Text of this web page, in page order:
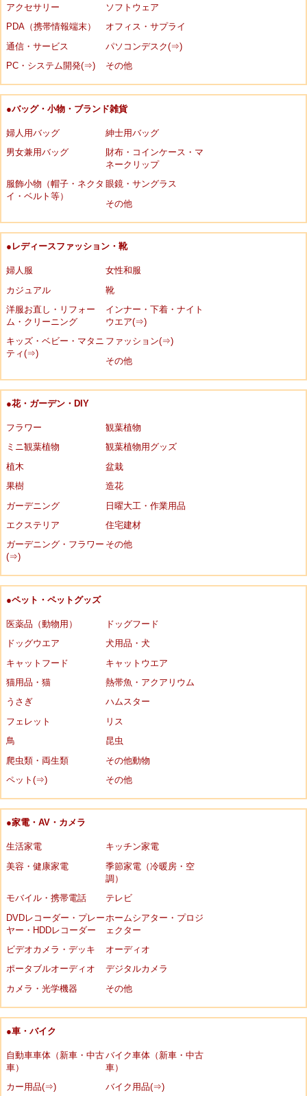
アクセサリー
ソフトウェア
PDA（携帯情報端末）
オフィス・サプライ
通信・サービス
パソコンデスク(⇒)
PC・システム開発(⇒)
その他
●バッグ・小物・ブランド雑貨
婦人用バッグ
紳士用バッグ
男女兼用バッグ
財布・コインケース・マ
ネークリップ
服飾小物（帽子・ネクタ
イ・ベルト等）
眼鏡・サングラス
その他
●レディースファッション・靴
婦人服
女性和服
カジュアル
靴
洋服お直し・リフォー
ム・クリーニング
インナー・下着・ナイト
ウエア(⇒)
キッズ・ベビー・マタニ
ティ(⇒)
ファッション(⇒)
その他
●花・ガーデン・DIY
フラワー
観葉植物
ミニ観葉植物
観葉植物用グッズ
植木
盆栽
果樹
造花
ガーデニング
日曜大工・作業用品
エクステリア
住宅建材
ガーデニング・フラワー
(⇒)
その他
●ペット・ペットグッズ
医薬品（動物用）
ドッグフード
ドッグウエア
犬用品・犬
キャットフード
キャットウエア
猫用品・猫
熱帯魚・アクアリウム
うさぎ
ハムスター
フェレット
リス
鳥
昆虫
爬虫類・両生類
その他動物
ペット(⇒)
その他
●家電・AV・カメラ
生活家電
キッチン家電
美容・健康家電
季節家電（冷暖房・空
調）
モバイル・携帯電話
テレビ
DVDレコーダー・プレー
ヤー・HDDレコーダー
ホームシアター・プロジ
ェクター
ビデオカメラ・デッキ
オーディオ
ポータブルオーディオ
デジタルカメラ
カメラ・光学機器
その他
●車・バイク
自動車車体（新車・中古
車）
バイク車体（新車・中古
車）
カー用品(⇒)
バイク用品(⇒)